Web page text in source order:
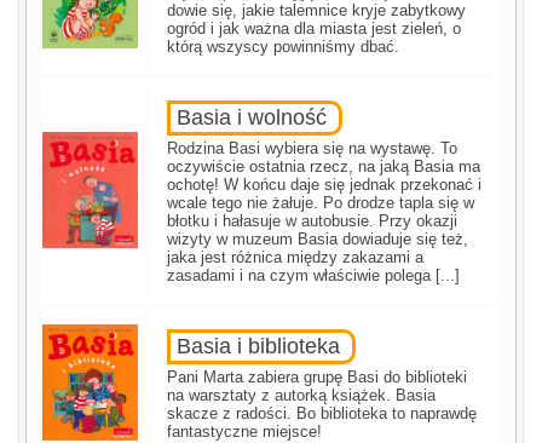
dowie się, jakie talemnice kryje zabytkowy
ogród i jak ważna dla miasta jest zieleń, o
którą wszyscy powinniśmy dbać.
Basia i wolność
Rodzina Basi wybiera się na wystawę. To
oczywiście ostatnia rzecz, na jaką Basia ma
ochotę! W końcu daje się jednak przekonać i
wcale tego nie żałuje. Po drodze tapla się w
błotku i hałasuje w autobusie. Przy okazji
wizyty w muzeum Basia dowiaduje się też,
jaka jest różnica między zakazami a
zasadami i na czym właściwie polega [...]
Basia i biblioteka
Pani Marta zabiera grupę Basi do biblioteki
na warsztaty z autorką książek. Basia
skacze z radości. Bo biblioteka to naprawdę
fantastyczne miejsce!